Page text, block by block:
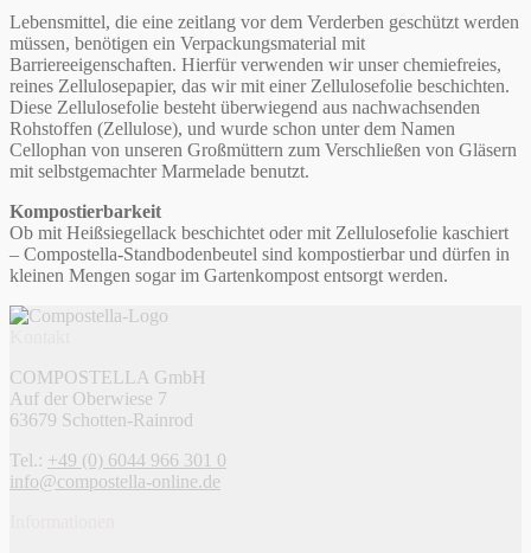
Lebensmittel, die eine zeitlang vor dem Verderben geschützt werden
müssen, benötigen ein Verpackungsmaterial mit
Barriereeigenschaften. Hierfür verwenden wir unser chemiefreies,
reines Zellulosepapier, das wir mit einer Zellulosefolie beschichten.
Diese Zellulosefolie besteht überwiegend aus nachwachsenden
Rohstoffen (Zellulose), und wurde schon unter dem Namen
Cellophan von unseren Großmüttern zum Verschließen von Gläsern
mit selbstgemachter Marmelade benutzt.
Kompostierbarkeit
Ob mit Heißsiegellack beschichtet oder mit Zellulosefolie kaschiert
– Compostella-Standbodenbeutel sind kompostierbar und dürfen in
kleinen Mengen sogar im Gartenkompost entsorgt werden.
COMPOSTELLA GmbH
Auf der Oberwiese 7
63679 Schotten-Rainrod
Tel.: +49 (0) 6044 966 301 0
info@compostella-online.de